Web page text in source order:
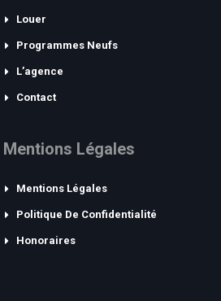
Louer
Programmes Neufs
L’agence
Contact
Mentions Légales
Mentions Légales
Politique De Confidentialité
Honoraires